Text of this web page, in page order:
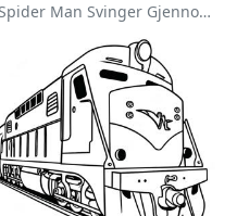
Spider Man Svinger Gjennom Byen Fargeleggingsside